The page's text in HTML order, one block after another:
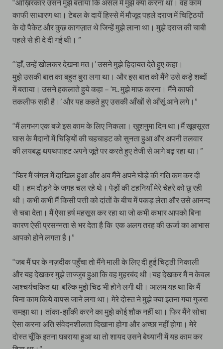
“आख़िरकार उसने मुझे बताया कि असल में मुझे क्या करना था। वह काम
काफी साधारण था। टेबल के दायें हिस्से में मौजूद पहले दराज में चिट्ठियों
के दो पैकेट और कुछ कागज़ात थे जिन्हें मुझे लाना था। मुझे दराज की चाबी
पहले से ही दे दी गई थी। ”
“‘हाँ, उन्हें खोलकर देखना मत।’ उसने मुझे हिदायत देते हुए कहा।
मुझे उसकी बात का बहुत बुरा लगा था। और इस बात को मैंने उसे कड़े शब्दों
में बताया। उसने हकलाते हुये कहा – ‘म.. मुझे माफ़ करना। मैंने काफी
तकलीफ सही है।’ और यह कहते हुए उसकी आँखों से आँसूं आने लगे।”
“मैं लगभग एक बजे इस काम के लिए निकला। खुशनुमा दिन था।मैं खूबसूरत
घास के मैदानों में चिड़ियों की चहचाहट को सुनता हुआ और अपनी तलवार
की लयबद्ध थपथपाहट अपने जूते पर करते हुए तेजी से आगे बढ़ रहा था।”
“फिर मैं जंगल में दाखिल हुआ और अब मैंने अपने घोड़े की गति कम कर दी
थी। हम दौड़ने के जगह चल रहे थे। पेड़ों की टहनियाँ मेरे चेहरे को छू रही
थी। कभी कभी मैं किसी पत्ती को दांतों के बीच में पकड़ लेता और उसे आनन्द
से चबा देता। मैं ऐसा हर्ष महसूस कर रहा था जो कभी कभार आपको बिना
कारण ऐसी प्रसन्नता से भर देता है कि एक अलग तरह की ऊर्जा का आभास
आपको होने लगता है।”
“जब मैं घर के नज़दीक पहुँचा तो मैंने माली के लिए दी हुई चिट्ठी निकाली
और यह देखकर मुझे ताज्जुब हुआ कि वह मुहरबंद थी।यह देखकर मैं न केवल
आश्चर्यचकित था बल्कि मुझे चिढ भी होने लगी थी। आलम यह था कि मैं
बिना काम किये वापस जाने लगा था। मेरे दोस्त ने मुझे क्या इतना गया गुजरा
समझा था। तांका-झाँकी करने का मुझे कोई शौक नहीं था। फिर मैंने सोचा
ऐसा करना अति संवेदनशीलता दिखाना होगा और अच्छा नहीं होगा। मेरे
दोस्त चूँकि इतना घबराया हुआ था तो शायद उसने बेध्यानी में यह काम कर